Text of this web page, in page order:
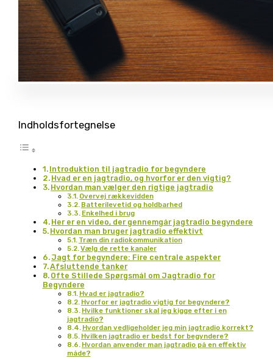
Indholdsfortegnelse
Introduktion til jagtradio for begyndere
Hvad er en jagtradio, og hvorfor er den vigtig?
Hvordan man vælger den rigtige jagtradio
Overvej rækkevidden
Batterilevetid og holdbarhed
Enkelhed i brug
Her er en video, der gennemgår jagtradio begyndere
Hvordan man bruger jagtradio effektivt
Træn din radiokommunikation
Vælg de rette kanaler
Jagt for begyndere: Fire centrale aspekter
Afsluttende tanker
Ofte Stillede Spørgsmål om Jagtradio for
Begyndere
Hvad er jagtradio?
Hvorfor er jagtradio vigtig for begyndere?
Hvilke funktioner skal jeg kigge efter i en
jagtradio?
Hvordan vedligeholder jeg min jagtradio korrekt?
Hvilken jagtradio er bedst for begyndere?
Hvordan anvender man jagtradio på en effektiv
måde?